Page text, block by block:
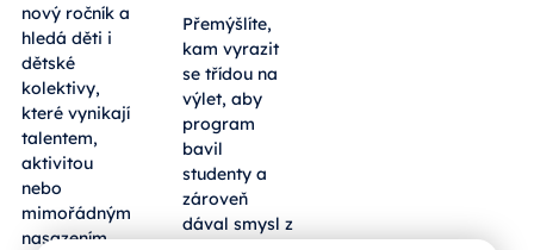
nový ročník a
hledá děti i
dětské
kolektivy,
které vynikají
talentem,
aktivitou
nebo
mimořádným
nasazením.
Přemýšlíte,
kam vyrazit
se třídou na
výlet, aby
program
bavil
studenty a
zároveň
dával smysl z